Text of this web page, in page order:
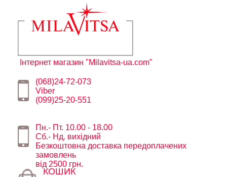
Інтернет магазин "Milavitsa-ua.com"
(068)24-72-073
Viber
(099)25-20-551
Пн.- Пт. 10.00 - 18.00
Сб.- Нд. вихідний
Безкоштовна доставка передоплачених
замовлень
від 2500 грн.
КОШИК